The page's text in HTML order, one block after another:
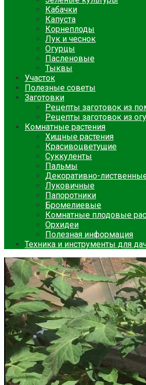
Кабачки
Капуста
Корнеплоды
Лук и чеснок
Огурцы
Пасленовые
Тыквы
Участок
Полезные советы
Заготовки
Рецепты заготовок из
Рецепты заготовок из
Комнатные растения
Хищные растения
Красивоцветущие
Суккуленты
Пальмы
Декоративно-
Луковичные
Папоротники
Бромелиевые
Комнатные плодовые
Орхидеи
Полезная информация
Техника и инструменты для